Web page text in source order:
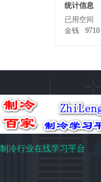
统计信息
已用空间
金钱
9710
制冷行业在线学习平台